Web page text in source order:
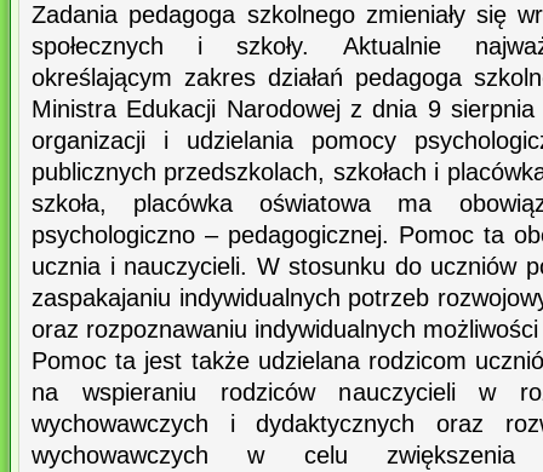
Zadania pedagoga szkolnego zmieniały się
społecznych i szkoły. Aktualnie
określającym zakres działań pedagoga
Ministra Edukacji Narodowej z dnia 9
organizacji i udzielania pomocy
publicznych przedszkolach, szkołach i
szkoła, placówka oświatowa ma
psychologiczno – pedagogicznej. Pomoc ta
ucznia i nauczycieli. W stosunku do uczniów
zaspakajaniu indywidualnych potrzeb
oraz rozpoznawaniu indywidualnych
Pomoc ta jest także udzielana rodzicom
na wspieraniu rodziców nauczycieli w
wychowawczych i dydaktycznych oraz
wychowawczych w celu zwiększenia